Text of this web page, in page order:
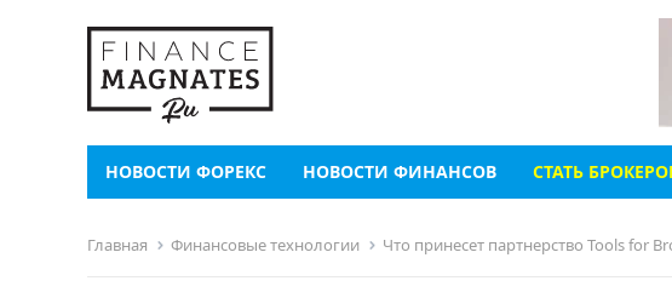
НОВОСТИ ФОРЕКС НОВОСТИ ФИНАНСОВ СТАТЬ
Главная Финансовые технологии Что принесет партнерство Tools for